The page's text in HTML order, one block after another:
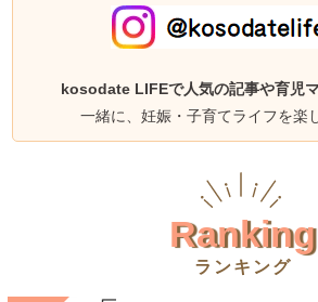
kosodate LIFEで人気の記事や育児
一緒に、妊娠・子育てライフを楽
Ranking
ランキング